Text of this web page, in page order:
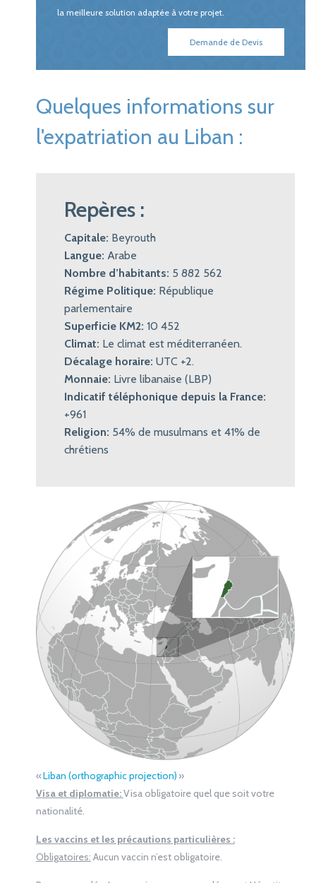
la meilleure solution adaptée à votre projet.
Demande de Devis
Quelques informations sur
l'expatriation au Liban :
Repères :
Capitale: Beyrouth
Langue: Arabe
Nombre d’habitants: 5 882 562
Régime Politique: République
parlementaire
Superficie KM2: 10 452
Climat: Le climat est méditerranéen.
Décalage horaire: UTC +2.
Monnaie: Livre libanaise (LBP)
Indicatif téléphonique depuis la France:
+961
Religion: 54% de musulmans et 41% de
chrétiens
«Liban (orthographic projection) »
Visa et diplomatie:Visa obligatoire quel que soit votre
nationalité.
Les vaccins et les précautions particulières :
Obligatoires: Aucun vaccin n’est obligatoire.